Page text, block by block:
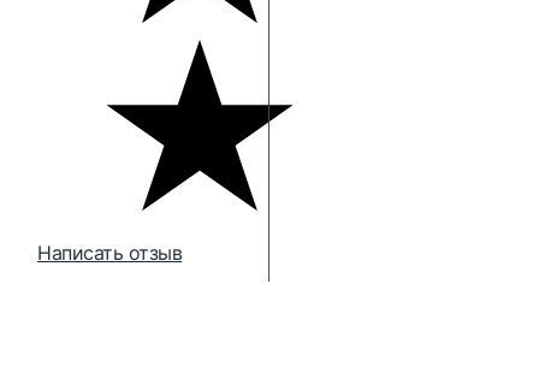
Написать отзыв